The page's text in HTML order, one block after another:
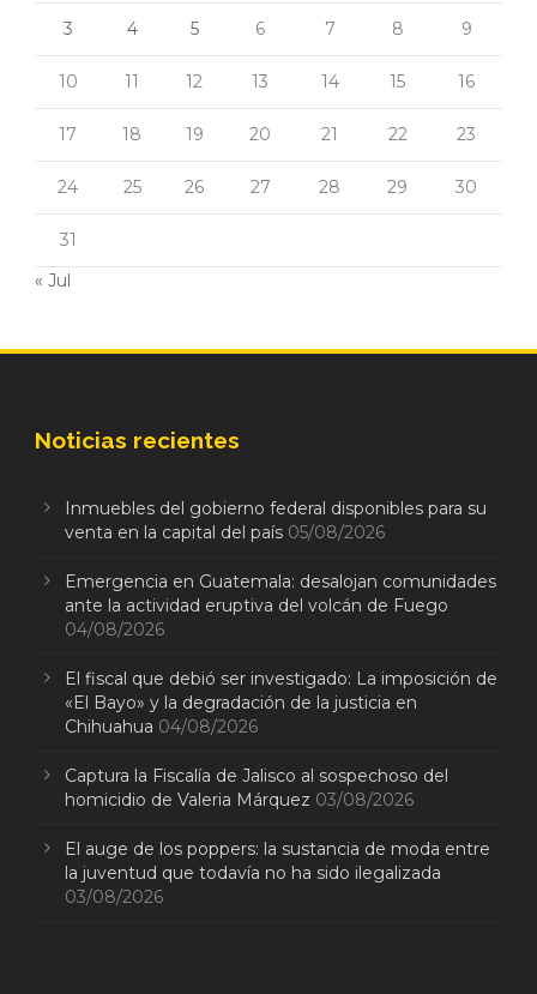
3 4 5 6 7 8 9
10 11 12 13 14 15 16
17 18 19 20 21 22 23
24 25 26 27 28 29 30
31
« Jul
Noticias recientes
Inmuebles del gobierno federal disponibles para su
venta en la capital del país 05/08/2026
Emergencia en Guatemala: desalojan comunidades
ante la actividad eruptiva del volcán de Fuego
04/08/2026
El fiscal que debió ser investigado: La imposición de
«El Bayo» y la degradación de la justicia en
Chihuahua 04/08/2026
Captura la Fiscalía de Jalisco al sospechoso del
homicidio de Valeria Márquez 03/08/2026
El auge de los poppers: la sustancia de moda entre
la juventud que todavía no ha sido ilegalizada
03/08/2026